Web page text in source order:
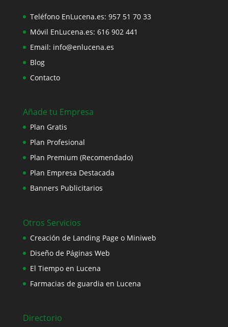
Teléfono EnLucena.es: 957 51 70 33
Móvil EnLucena.es: 616 902 441
Email: info@enlucena.es
Blog
Contacto
Añade tu Empresa
Plan Gratis
Plan Profesional
Plan Premium (Recomendado)
Plan Empresa Destacada
Banners Publicitarios
Otros Servicios
Creación de Landing Page o Miniweb
Diseño de Páginas Web
El Tiempo en Lucena
Farmacias de guardia en Lucena
Directorio